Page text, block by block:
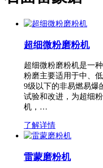
超细微粉磨粉机
超细微粉磨粉机是一
粉磨主要适用于中、
9级以下的非易燃易爆
试验和改进，为超细
机，…
了解详情
雷蒙磨粉机